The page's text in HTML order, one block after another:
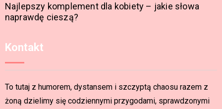
Najlepszy komplement dla kobiety – jakie słowa
naprawdę cieszą?
Kontakt
To tutaj z humorem, dystansem i szczyptą chaosu razem z
żoną dzielimy się codziennymi przygodami, sprawdzonymi